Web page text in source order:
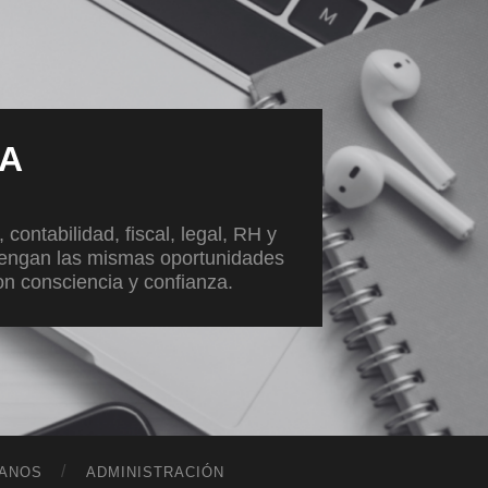
contabilidad, fiscal, legal, RH y
las mismas oportunidades
consciencia y confianza.
ADMINISTRACIÓN